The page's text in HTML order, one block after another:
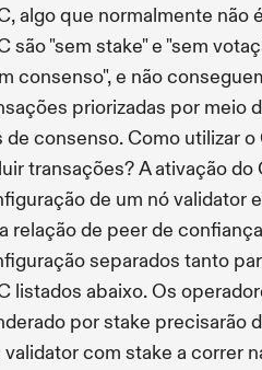
algo que normalmente não
são "sem stake" e "sem
consenso", e não
priorizadas por meio
de consenso. Como utilizar
transações? A ativação
de um nó validator
relação de peer de
separados tanto
listados abaixo. Os
por stake precisarão
validator com stake a correr